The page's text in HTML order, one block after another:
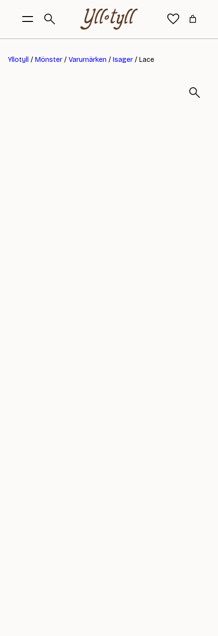
Yllotyll / Mönster/ Varumärken / Isager/ Lace